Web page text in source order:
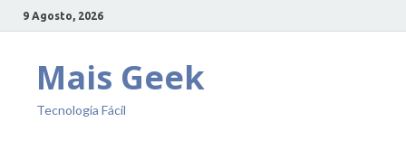
9 Agosto, 2026
Mais Geek
Tecnologia Fácil